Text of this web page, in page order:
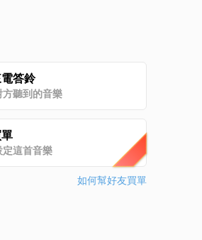
答鈴
聽到的音樂
這首音樂
如何幫好友買單